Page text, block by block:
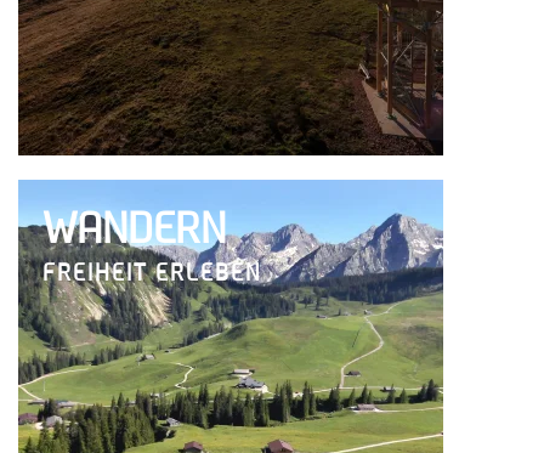
WANDERN
FREIHEIT ERLEBEN